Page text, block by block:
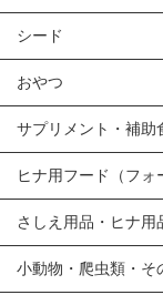
シード
おやつ
サプリメント・補助
ヒナ用フード（フォ
さしえ用品・ヒナ用
小動物・爬虫類・そ